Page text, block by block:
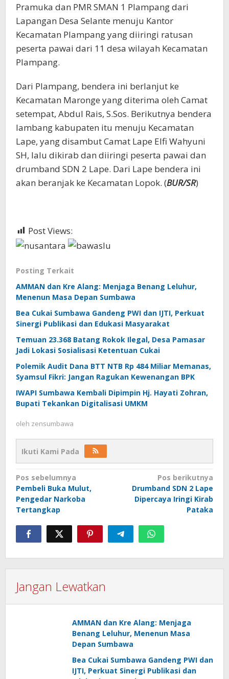
Pramuka dan PMR SMAN 1 Plampang dari
Lapangan Desa Selante menuju Kantor
Kecamatan Plampang yang diiringi ratusan
peserta pawai dari 11 desa wilayah Kecamatan
Plampang.
Dari Plampang, bendera ini berlanjut ke
Kecamatan Maronge yang diterima oleh Camat
setempat, Abdul Rais, S.Sos. Berikutnya bendera
lambang kabupaten itu menuju Kecamatan
Lape, yang disambut Camat Lape Elfi Wahyuni
SH, lalu dikirab dan diiringi peserta pawai dan
drumband SDN 2 Lape. Dari Lape bendera ini
akan beranjak ke Kecamatan Lopok. (BUR/SR)
Post Views:
Posting Terkait
AMMAN dan Kre Alang: Menjaga Benang Leluhur,
Menenun Masa Depan Sumbawa
Bea Cukai Sumbawa Gandeng PWI dan IJTI, Perkuat
Sinergi Publikasi dan Edukasi Masyarakat
Temuan 23.368 Batang Rokok Ilegal, Desa Pamasar
Jadi Lokasi Sosialisasi Ketentuan Cukai
Polemik Audit Dana BTT NTB Rp 484 Miliar Memanas,
Syamsul Fikri: Jangan Ragukan Kewenangan BPK
IWAPI Sumbawa Kembali Dipimpin Hj. Hayati Zohran,
Bupati Tekankan Digitalisasi UMKM
oleh zensumbawa
Ikuti Kami Pada
Navigasi
pos
Pos sebelumnya
Pembeli Buka Mulut,
Pengedar Narkoba
Tertangkap
Pos berikutnya
Drumband SDN 2 Lape
Dipercaya Iringi Kirab
Pataka
Jangan Lewatkan
AMMAN dan Kre Alang: Menjaga
Benang Leluhur, Menenun Masa
Depan Sumbawa
Bea Cukai Sumbawa Gandeng PWI dan
IJTI, Perkuat Sinergi Publikasi dan